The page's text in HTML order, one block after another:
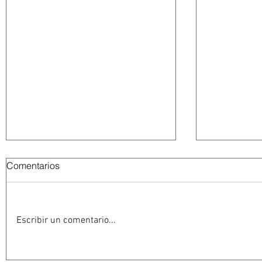
Comentarios
Escribir un comentario...